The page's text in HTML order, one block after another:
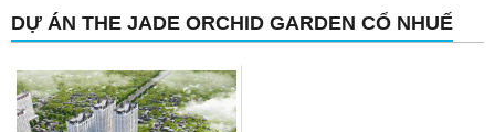
DỰ ÁN THE JADE ORCHID GARDEN CỔ NHUẾ